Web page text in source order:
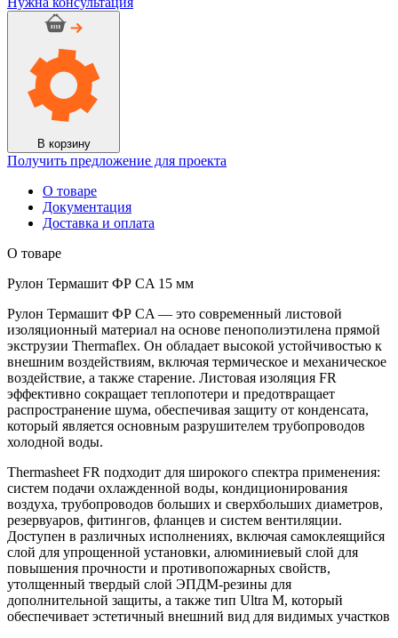
В корзину
Получить предложение для проекта
О товаре
Документация
Доставка и оплата
О товаре
Рулон Термашит ФР CA 15 мм
Рулон Термашит ФР CA — это современный листовой
изоляционный материал на основе пенополиэтилена прямой
экструзии Thermaflex. Он обладает высокой устойчивостью к
внешним воздействиям, включая термическое и механическое
воздействие, а также старение. Листовая изоляция FR
эффективно сокращает теплопотери и предотвращает
распространение шума, обеспечивая защиту от конденсата,
который является основным разрушителем трубопроводов
холодной воды.
Thermasheet FR подходит для широкого спектра применения:
систем подачи охлажденной воды, кондиционирования
воздуха, трубопроводов больших и сверхбольших диаметров,
резервуаров, фитингов, фланцев и систем вентиляции.
Доступен в различных исполнениях, включая самоклеящийся
слой для упрощенной установки, алюминиевый слой для
повышения прочности и противопожарных свойств,
утолщенный твердый слой ЭПДМ-резины для
дополнительной защиты, а также тип Ultra M, который
обеспечивает эстетичный внешний вид для видимых участков